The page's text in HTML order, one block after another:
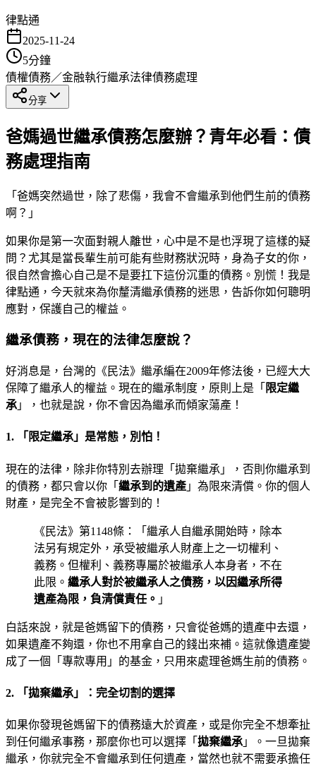
律點通
2025-11-24
5分鐘
債權債務／金融執行繼承法律債務處理
分享
爸媽過世繼承債務怎麼辦？青年必看：債
務處理指南
「爸媽突然過世，除了悲傷，我會不會繼承到他們生前的債務
啊？」
如果你是第一次面對親人離世，心中是不是也浮現了這樣的疑
問？尤其是當長輩生前可能有些財務狀況時，身為子女的你，
很自然會擔心自己是不是要扛下這份沉重的債務。別慌！我是
律點通，今天就來為你釐清繼承債務的迷思，告訴你如何聰明
應對，保護自己的權益。
繼承債務，現在的法律怎麼說？
好消息是，台灣的《民法》繼承編在2009年修法後，已經大大
保障了繼承人的權益。現在的繼承制度，原則上是「 限定繼
承 」，也就是說，你不會因為繼承而傾家蕩產！
1. 「限定繼承」是常態，別怕！
現在的法律，除非你特別去辦理「拋棄繼承」，否則你繼承到
的債務，都只會以你「 繼承到的遺產 」為限來清償。你的個人
財產，是完全不會被影響到的！
《民法》第1148條：「繼承人自繼承開始時，除本
法另有規定外，承受被繼承人財產上之一切權利、
義務。但權利、義務專屬於被繼承人本身者，不在
此限。 繼承人對於被繼承人之債務，以因繼承所得
遺產為限，負清償責任。 」
白話來說，就是爸媽留下的債務，只會從爸媽的遺產中去還，
如果遺產不夠還，你也不用拿自己的錢出來補。這就像遺產變
成了一個「專款專用」的基金，只用來處理爸媽生前的債務。
2. 「拋棄繼承」：完全切割的選擇
如果你發現爸媽留下的債務遠大於資產，或是你完全不想牽扯
到任何繼承事務，那麼你也可以選擇「 拋棄繼承 」。一旦拋棄
繼承，你就完全不會繼承到任何遺產，當然也就不需要承擔任